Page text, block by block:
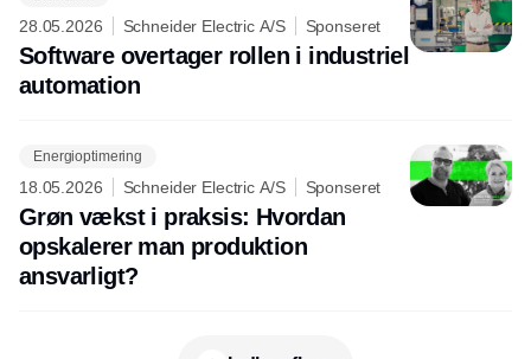
28.05.2026 Schneider Electric A/S Sponseret
Software overtager rollen i industriel
automation
Energioptimering
18.05.2026 Schneider Electric A/S Sponseret
Grøn vækst i praksis: Hvordan
opskalerer man produktion
ansvarligt?